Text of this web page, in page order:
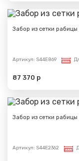
Забор из сетки рабицы
Артикул: S44E869
87 370 р
Забор из сетки рабицы
Артикул: S44E2362